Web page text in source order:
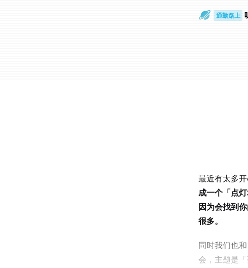
通勤路上
最近有太多
成一个「点
因为会找到
很多。
同时我们也
会，主题是「